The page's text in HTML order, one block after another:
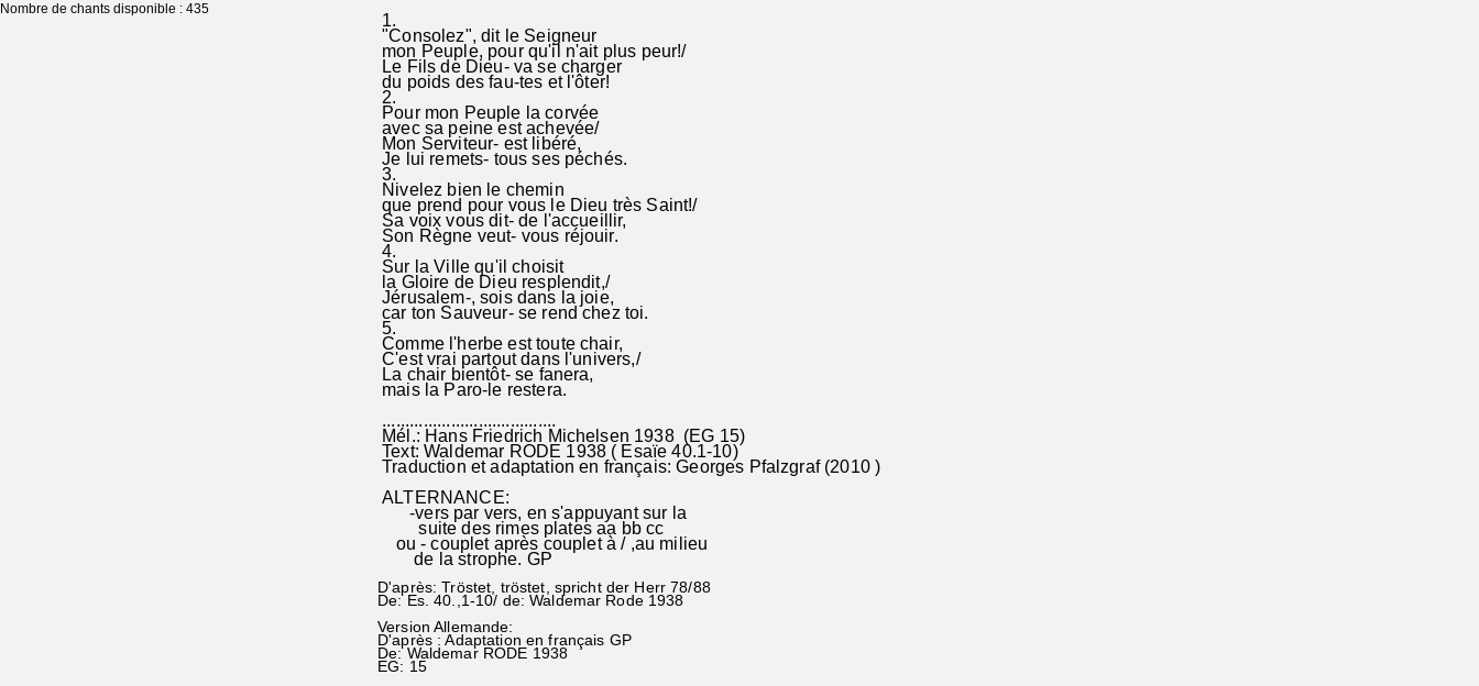
Nombre de chants disponible : 435
1.
"Consolez", dit le Seigneur
mon Peuple, pour qu'il n'ait plus peur!/
Le Fils de Dieu- va se charger
du poids des fau-tes et l'ôter!
2.
Pour mon Peuple la corvée
avec sa peine est achevée/
Mon Serviteur- est libéré,
Je lui remets- tous ses péchés.
3.
Nivelez bien le chemin
que prend pour vous le Dieu très Saint!/
Sa voix vous dit- de l'accueillir,
Son Règne veut- vous réjouir.
4.
Sur la Ville qu'il choisit
la Gloire de Dieu resplendit,/
Jérusalem-, sois dans la joie,
car ton Sauveur- se rend chez toi.
5.
Comme l'herbe est toute chair,
C'est vrai partout dans l'univers,/
La chair bientôt- se fanera,
mais la Paro-le restera.
......................................
Mél.: Hans Friedrich Michelsen 1938 (EG 15)
Text: Waldemar RODE 1938 ( Esaïe 40.1-10)
Traduction et adaptation en français: Georges Pfalzgraf (2010 )
ALTERNANCE:
-vers par vers, en s'appuyant sur la
suite des rimes plates aa bb cc
ou - couplet après couplet à / ,au milieu
de la strophe. GP
D'après: Tröstet, tröstet, spricht der Herr 78/88
De: Es. 40.,1-10/ de: Waldemar Rode 1938
Version Allemande:
D'après : Adaptation en français GP
De: Waldemar RODE 1938
EG: 15